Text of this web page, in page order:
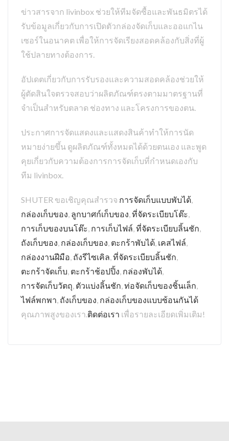
ข่าวสารจาก livinbox ช่วยให้ทีมจัดซื้อและพันธมิตรได้
รับข้อมูลเกี่ยวกับการเปิดตัวกล่องจัดเก็บและออแกไน
เซอร์ในอนาคต เพื่อให้การจัดเรียงสอดคล้องกับสิ่งที่ผู้
ใช้ปลายทางต้องการ.
อัปเดตเกี่ยวกับการรับรองและความสอดคล้องช่วยให้
ผู้ตัดสินใจตรวจสอบว่าผลิตภัณฑ์ตรงตามมาตรฐานที่
จำเป็นสำหรับตลาด ช่องทาง และโครงการของตน.
ประกาศการจัดแสดงและแสดงสินค้าทำให้การนัด
หมายง่ายขึ้น ดูผลิตภัณฑ์ทั้งหมดได้ด้วยตนเอง และพูด
คุยเกี่ยวกับความต้องการการจัดเก็บที่กำหนดเองกับ
ทีม livinbox.
SHUTER ขอเชิญคุณสำรวจ การจัดเก็บแบบพับได้,
กล่องเก็บของ, ลูกบาศก์เก็บของ,ที่จัดระเบียบโต๊ะ,
การเก็บของบนโต๊ะ, การเก็บไฟล์,ที่จัดระเบียบลิ้นชัก,
ถังเก็บของ, กล่องเก็บของ, ตะกร้าพับได้, เคสไฟล์,
กล่องงานฝีมือ, ถังรีไซเคิล,ที่จัดระเบียบลิ้นชัก,
ตะกร้าจัดเก็บ, ตะกร้าช้อปปิ้ง, กล่องพับได้,
การจัดเก็บวัตถุ, ตัวแบ่งลิ้นชัก,ท่อจัดเก็บของชิ้นเล็ก,
ไฟล์พกพา, ถังเก็บของ, กล่องเก็บของแบบซ้อนกันได้
คุณภาพสูงของเรา.ติดต่อเรา เพื่อรายละเอียดเพิ่มเติม!